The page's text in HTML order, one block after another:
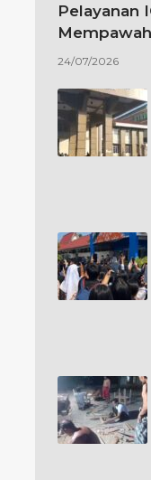
Pelayanan
24/07/2026